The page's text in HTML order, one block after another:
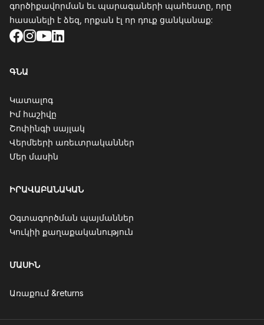
գործիքավորման եւ պարագաների պահեստը, որը
հասանելի է ձեզ, որքան էլ որ դուք ցանկանաք:
Facebook
Instagram
YouTube
LinkedIn
ԳՆԱ
Կատալոգ
Իմ հաշիվը
Շոփինգի սայլակ
Վերմեերի առեւտրականներ
Մեր մասին
ԻՐԱՎԱԲԱՆԱԿԱՆ
Օգտագործման պայմաններ
Կուկիի քաղաքականություն
ՄԱՍԻՆ
Առաքում &returns